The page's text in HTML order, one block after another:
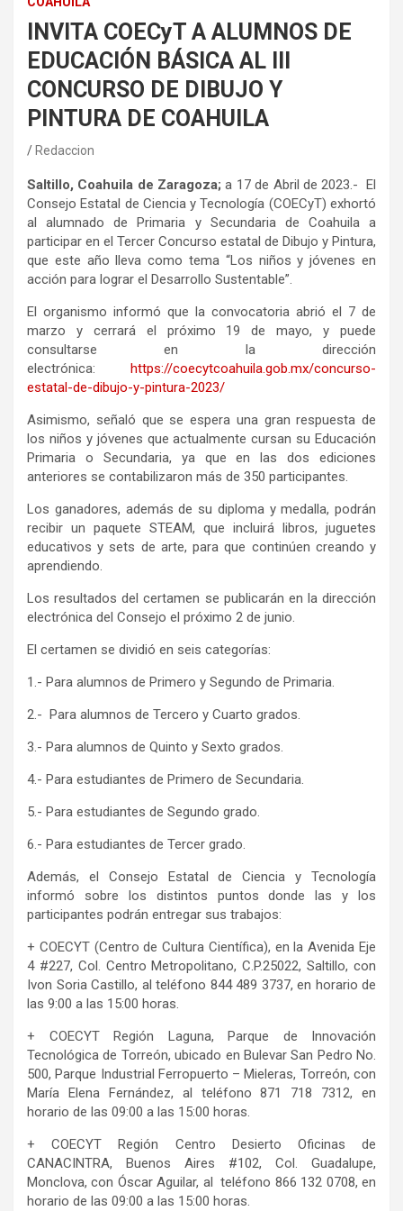
INVITA COECyT A ALUMNOS DE
EDUCACIÓN BÁSICA AL III
CONCURSO DE DIBUJO Y
PINTURA DE COAHUILA
Redaccion
Saltillo, Coahuila de Zaragoza; a 17 de Abril de 2023.- El
Consejo Estatal de Ciencia y Tecnología (COECyT) exhortó
al alumnado de Primaria y Secundaria de Coahuila a
participar en el Tercer Concurso estatal de Dibujo y Pintura,
que este año lleva como tema “Los niños y jóvenes en
acción para lograr el Desarrollo Sustentable”.
El organismo informó que la convocatoria abrió el 7 de
marzo y cerrará el próximo 19 de mayo, y puede
consultarse en la dirección
electrónica:
https://coecytcoahuila.gob.mx/concurso-
estatal-de-dibujo-y-pintura-2023/
Asimismo, señaló que se espera una gran respuesta de
los niños y jóvenes que actualmente cursan su Educación
Primaria o Secundaria, ya que en las dos ediciones
anteriores se contabilizaron más de 350 participantes.
Los ganadores, además de su diploma y medalla, podrán
recibir un paquete STEAM, que incluirá libros, juguetes
educativos y sets de arte, para que continúen creando y
aprendiendo.
Los resultados del certamen se publicarán en la dirección
electrónica del Consejo el próximo 2 de junio.
El certamen se dividió en seis categorías:
1.- Para alumnos de Primero y Segundo de Primaria.
2.- Para alumnos de Tercero y Cuarto grados.
3.- Para alumnos de Quinto y Sexto grados.
4.- Para estudiantes de Primero de Secundaria.
5.- Para estudiantes de Segundo grado.
6.- Para estudiantes de Tercer grado.
Además, el Consejo Estatal de Ciencia y Tecnología
informó sobre los distintos puntos donde las y los
participantes podrán entregar sus trabajos:
+ COECYT (Centro de Cultura Científica), en la Avenida Eje
4 #227, Col. Centro Metropolitano, C.P.25022, Saltillo, con
Ivon Soria Castillo, al teléfono 844 489 3737, en horario de
las 9:00 a las 15:00 horas.
+ COECYT Región Laguna, Parque de Innovación
Tecnológica de Torreón, ubicado en Bulevar San Pedro No.
500, Parque Industrial Ferropuerto – Mieleras, Torreón, con
María Elena Fernández, al teléfono 871 718 7312, en
horario de las 09:00 a las 15:00 horas.
+ COECYT Región Centro Desierto Oficinas de
CANACINTRA, Buenos Aires #102, Col. Guadalupe,
Monclova, con Óscar Aguilar, al teléfono 866 132 0708, en
horario de las 09:00 a las 15:00 horas.